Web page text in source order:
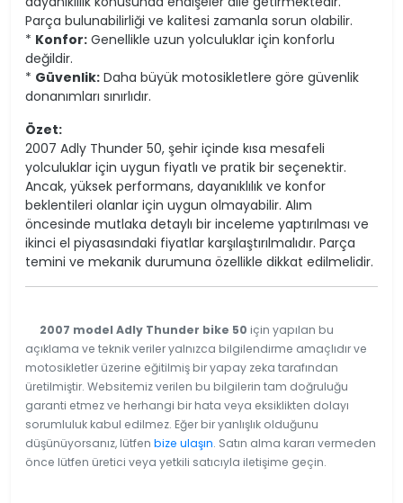
Parça bulunabilirliği ve kalitesi zamanla sorun olabilir.
* Konfor: Genellikle uzun yolculuklar için konforlu
değildir.
* Güvenlik: Daha büyük motosikletlere göre güvenlik
donanımları sınırlıdır.
Özet:
2007 Adly Thunder 50, şehir içinde kısa mesafeli
yolculuklar için uygun fiyatlı ve pratik bir seçenektir.
Ancak, yüksek performans, dayanıklılık ve konfor
beklentileri olanlar için uygun olmayabilir. Alım
öncesinde mutlaka detaylı bir inceleme yaptırılması ve
ikinci el piyasasındaki fiyatlar karşılaştırılmalıdır. Parça
temini ve mekanik durumuna özellikle dikkat edilmelidir.
2007 model Adly Thunder bike 50 için yapılan bu
açıklama ve teknik veriler yalnızca bilgilendirme amaçlıdır ve
motosikletler üzerine eğitilmiş bir yapay zeka tarafından
üretilmiştir. Websitemiz verilen bu bilgilerin tam doğruluğu
garanti etmez ve herhangi bir hata veya eksiklikten dolayı
sorumluluk kabul edilmez. Eğer bir yanlışlık olduğunu
düşünüyorsanız, lütfen bize ulaşın. Satın alma kararı vermeden
önce lütfen üretici veya yetkili satıcıyla iletişime geçin.